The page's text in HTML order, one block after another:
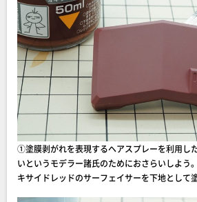
①塗膜剥がれを表現するヘアスプレーを利用し
いというモデラー諸氏のためにおさらいしよう
キサイドレッドのサーフェイサーを下地として